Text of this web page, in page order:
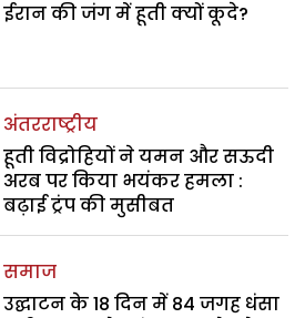
ईरान की जंग में हूती क्यों कूदे?
अंतरराष्ट्रीय
हूती विद्रोहियों ने यमन और सऊदी
अरब पर किया भयंकर हमला :
बढ़ाई ट्रंप की मुसीबत
समाज
उद्घाटन के 18 दिन में 84 जगह धंसा